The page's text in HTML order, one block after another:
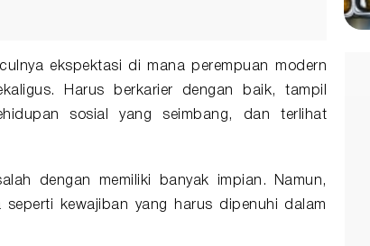
ekspektasi di mana perempuan modern
Harus berkarier dengan baik, tampil
sosial yang seimbang, dan terlihat
dengan memiliki banyak impian. Namun,
kewajiban yang harus dipenuhi dalam